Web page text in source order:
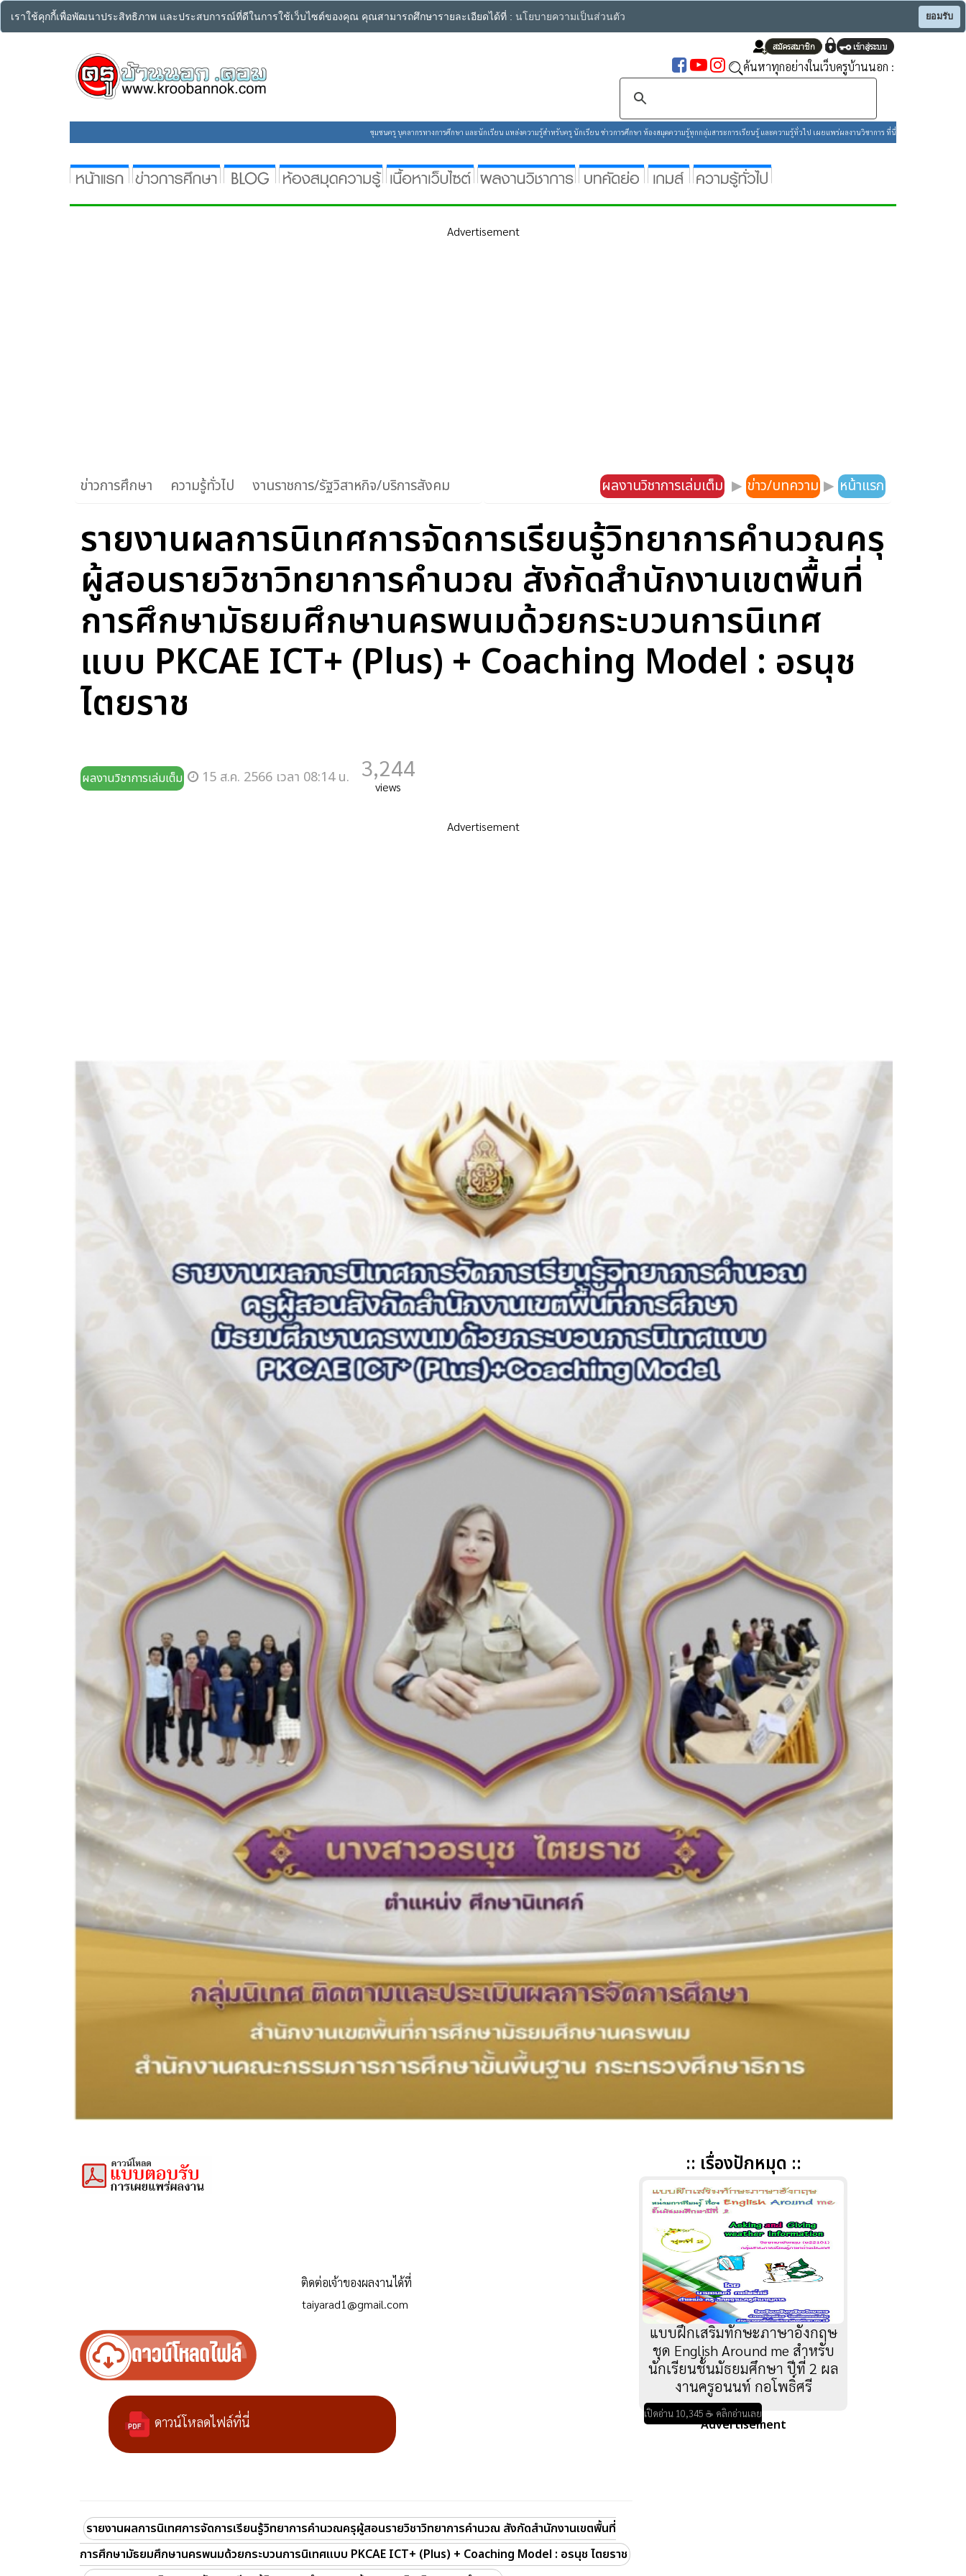
เราใช้คุกกี้เพื่อพัฒนาประสิทธิภาพ และประสบการณ์ที่ดีในการใช้เว็บไซต์ของคุณ คุณสามารถศึกษารายละเอียดได้ที่ : นโยบายความเป็นส่วนตัว ยอมรับ
ค้นหาทุกอย่างในเว็บครูบ้านนอก :
ชุมชนครู บุคลากรทางการศึกษา และนักเรียน แหล่งความรู้สำหรับครู นักเรียน ข่าวการศึกษา ห้องสมุดความรู้ทุกกลุ่มสาระการเรียนรู้ และความรู้ทั่วไป เผยแพร่ผลงานวิชาการ ที่นี่
Advertisement
ข่าวการศึกษา ความรู้ทั่วไป งานราชการ/รัฐวิสาหกิจ/บริการสังคม ผลงานวิชาการเล่มเต็ม ▶ ข่าว/บทความ ▶ หน้าแรก
รายงานผลการนิเทศการจัดการเรียนรู้วิทยาการคำนวณครุ
ผู้สอนรายวิชาวิทยาการคำนวณ สังกัดสำนักงานเขตพื้นที่
การศึกษามัธยมศึกษานครพนมด้วยกระบวนการนิเทศ
แบบ PKCAE ICT+ (Plus) + Coaching Model : อรนุช
ไตยราช
ผลงานวิชาการเล่มเต็ม 15 ส.ค. 2566 เวลา 08:14 น. 3,244
views
Advertisement
ติดต่อเจ้าของผลงานได้ที่
taiyarad1@gmail.com
ดาวน์โหลดไฟล์ที่นี่
รายงานผลการนิเทศการจัดการเรียนรู้วิทยาการคำนวณครุผู้สอนรายวิชาวิทยาการคำนวณ สังกัดสำนักงานเขตพื้นที่
การศึกษามัธยมศึกษานครพนมด้วยกระบวนการนิเทศแบบ PKCAE ICT+ (Plus) + Coaching Model : อรนุช ไตยราช
:: เรื่องปักหมุด ::
แบบฝึกเสริมทักษะภาษาอังกฤษ
ชุด English Around me สำหรับ
นักเรียนชั้นมัธยมศึกษา ปีที่ 2 ผล
งานครูอนนท์ กอโพธิ์ศรี
เปิดอ่าน 10,345 ☕ คลิกอ่านเลย
Advertisement